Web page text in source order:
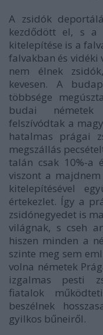
A zsidók
kezdődött el, s a
kitelepítése is a
falvakban és vidéki
nem élnek
kevesen. A
többsége
budai
felszívódtak a
hatalmas prágai
megszállás
talán csak 10%-a
viszont a
kitelepítésével
értekezlet. Így a
zsidónegyedet is
világnak, s cseh
hiszen minden a
szinte meg sem
volna németek
izgalmas pesti
fiatalok
beszélnek
gyilkos bűneiről.